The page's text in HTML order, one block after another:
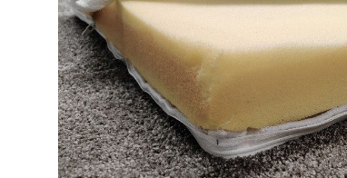
Jenkkisängyt
Runkosängyt
Säätösängyt
Patjat